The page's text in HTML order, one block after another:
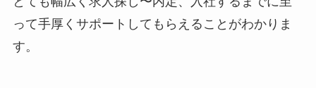
って手厚くサポートしてもらえることがわかりま
す。